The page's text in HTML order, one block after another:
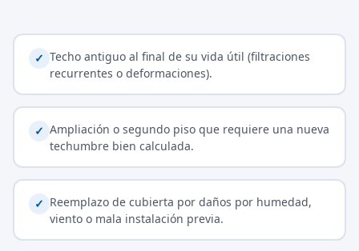
✓ Techo antiguo al final de su vida útil (filtraciones
recurrentes o deformaciones).
✓ Ampliación o segundo piso que requiere una nueva
techumbre bien calculada.
✓ Reemplazo de cubierta por daños por humedad,
viento o mala instalación previa.